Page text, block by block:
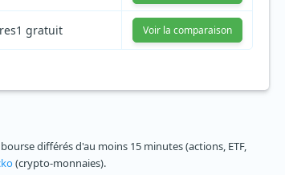
1 gratuit Voir la comparaison
différés d'au moins 15 minutes (actions, ETF,
(crypto-monnaies).